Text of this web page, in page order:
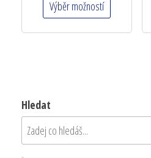
Výběr možností
Hledat